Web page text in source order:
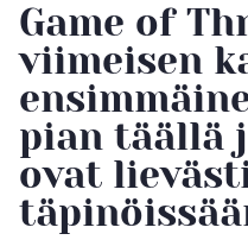
Game of
viimeisen
pian täällä
ovat